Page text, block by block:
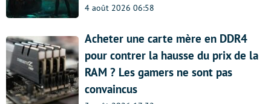
4 août 2026 06:58
Acheter une carte mère en DDR4
pour contrer la hausse du prix de la
RAM ? Les gamers ne sont pas
convaincus